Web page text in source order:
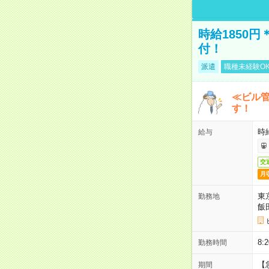
時給1850円
付！
派遣 職種未経験
≪ビル
す！
給与 時
交
月
勤務地
東
飯
勤務時間
期間